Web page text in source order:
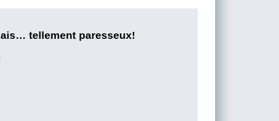
tellement paresseux!